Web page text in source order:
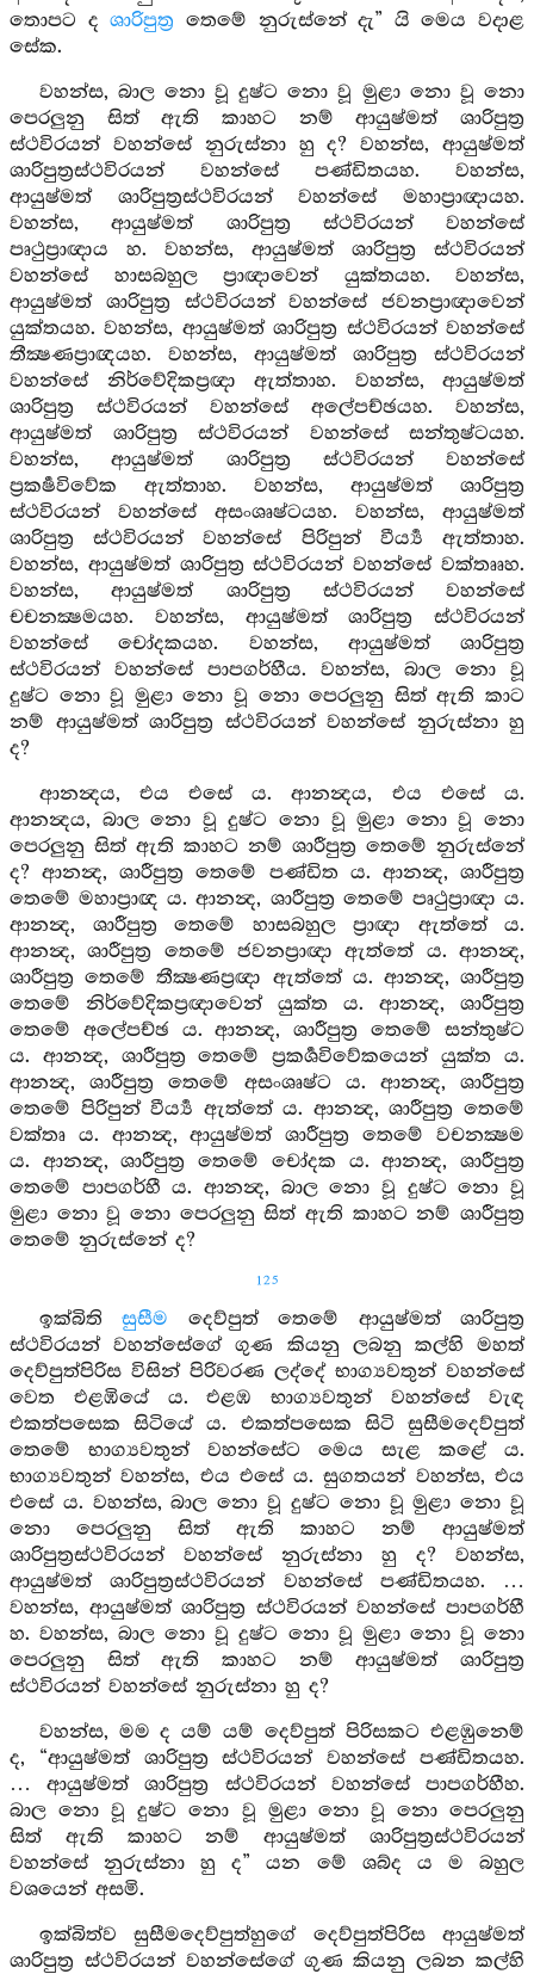
තොපට දශාරිපුත්‍ර තෙමේ නුරුස්නේ දැ” යි මෙය වදාළ
සේක.
වහන්ස, බාල නො වූ දුෂ්ට නො වූ මුළා නො වූ නො
පෙරලුනු සිත් ඇති කාහට නම් ආයුෂ්මත් ශාරිපුත්‍ර
ස්ථවිරයන් වහන්සේ නුරුස්නා හු ද? වහන්ස, ආයුෂ්මත්
ශාරිපුත්‍රස්ථවිරයන් වහන්සේ පණ්ඩිතයහ. වහන්ස,
ආයුෂ්මත් ශාරිපුත්‍රස්ථවිරයන් වහන්සේ මහාප්‍රාඥායහ.
වහන්ස, ආයුෂ්මත් ශාරිපුත්‍ර ස්ථවිරයන් වහන්සේ
පෘථුප්‍රාඥාය හ. වහන්ස, ආයුෂ්මත් ශාරිපුත්‍ර ස්ථවිරයන්
වහන්සේ හාසබහුල ප්‍රාඥාවෙන් යුක්තයහ. වහන්ස,
ආයුෂ්මත් ශාරිපුත්‍ර ස්ථවිරයන් වහන්සේ ජවනප්‍රාඥාවෙන්
යුක්තයහ. වහන්ස, ආයුෂ්මත් ශාරිපුත්‍ර ස්ථවිරයන් වහන්සේ
තීක්‍ෂණප්‍රාඥයහ. වහන්ස, ආයුෂ්මත් ශාරිපුත්‍ර ස්ථවිරයන්
වහන්සේ නිර්වේදිකප්‍රඥා ඇත්තාහ. වහන්ස, ආයුෂ්මත්
ශාරිපුත්‍ර ස්ථවිරයන් වහන්සේ අලේපච්ඡයහ. වහන්ස,
ආයුෂ්මත් ශාරිපුත්‍ර ස්ථවිරයන් වහන්සේ සන්තුෂ්ටයහ.
වහන්ස, ආයුෂ්මත් ශාරිපුත්‍ර ස්ථවිරයන් වහන්සේ
ප්‍රකර්‍ෂවිවේක ඇත්තාහ. වහන්ස, ආයුෂ්මත් ශාරිපුත්‍ර
ස්ථවිරයන් වහන්සේ අසංශෘෂ්ටයහ. වහන්ස, ආයුෂ්මත්
ශාරිපුත්‍ර ස්ථවිරයන් වහන්සේ පිරිපුන් වීර්‍ය්‍ය ඇත්තාහ.
වහන්ස, ආයුෂ්මත් ශාරිපුත්‍ර ස්ථවිරයන් වහන්සේ වක්තෲහ.
වහන්ස, ආයුෂ්මත් ශාරිපුත්‍ර ස්ථවිරයන් වහන්සේ
චචනක්‍ෂමයහ. වහන්ස, ආයුෂ්මත් ශාරිපුත්‍ර ස්ථවිරයන්
වහන්සේ චෝදකයහ. වහන්ස, ආයුෂ්මත් ශාරිපුත්‍ර
ස්ථවිරයන් වහන්සේ පාපගර්හීය. වහන්ස, බාල නො වූ
දුෂ්ට නො වූ මුළා නො වූ නො පෙරලුනු සිත් ඇති කාට
නම් ආයුෂ්මත් ශාරිපුත්‍ර ස්ථවිරයන් වහන්සේ නුරුස්නා හු
ද?
ආනන්‍දය, එය එසේ ය. ආනන්‍දය, එය එසේ ය.
ආනන්‍දය, බාල නො වූ දුෂ්ට නො වූ මුළා නො වූ නො
පෙරලුනු සිත් ඇති කාහට නම් ශාරීපුත්‍ර තෙමේ නුරුස්නේ
ද? ආනන්‍ද, ශාරීපුත්‍ර තෙමේ පණ්ඩිත ය. ආනන්‍ද, ශාරීපුත්‍ර
තෙමේ මහාප්‍රාඥ ය. ආනන්‍ද, ශාරීපුත්‍ර තෙමේ පෘථුප්‍රාඥා ය.
ආනන්‍ද, ශාරීපුත්‍ර තෙමේ හාසබහුල ප්‍රාඥා ඇත්තේ ය.
ආනන්‍ද, ශාරීපුත්‍ර තෙමේ ජවනප්‍රාඥා ඇත්තේ ය. ආනන්‍ද,
ශාරීපුත්‍ර තෙමේ තීක්‍ෂණප්‍රඥා ඇත්තේ ය. ආනන්‍ද, ශාරීපුත්‍ර
තෙමේ නිර්වේදිකප්‍රඥාවෙන් යුක්ත ය. ආනන්‍ද, ශාරීපුත්‍ර
තෙමේ අලේපච්ඡ ය. ආනන්‍ද, ශාරීපුත්‍ර තෙමේ සන්තුෂ්ට
ය. ආනන්‍ද, ශාරීපුත්‍ර තෙමේ ප්‍රකර්‍ශවිවේකයෙන් යුක්ත ය.
ආනන්‍ද, ශාරීපුත්‍ර තෙමේ අසංශෘෂ්ට ය. ආනන්‍ද, ශාරීපුත්‍ර
තෙමේ පිරිපුන් වීර්‍ය්‍ය ඇත්තේ ය. ආනන්‍ද, ශාරීපුත්‍ර තෙමේ
වක්තෘ ය. ආනන්‍ද, ආයුෂ්මත් ශාරීපුත්‍ර තෙමේ වචනක්‍ෂම
ය. ආනන්‍ද, ශාරීපුත්‍ර තෙමේ චෝදක ය. ආනන්‍ද, ශාරීපුත්‍ර
තෙමේ පාපගර්හී ය. ආනන්‍ද, බාල නො වූ දුෂ්ට නො වූ
මුළා නො වූ නො පෙරලුනු සිත් ඇති කාහට නම් ශාරීපුත්‍ර
තෙමේ නුරුස්නේ ද?
125
ඉක්බිතිසුසීම දෙව්පුත් තෙමේ ආයුෂ්මත් ශාරිපුත්‍ර
ස්ථවිරයන් වහන්සේගේ ගුණ කියනු ලබනු කල්හි මහත්
දෙව්පුත්පිරිස විසින් පිරිවරණ ලද්දේ භාග්‍යවතුන් වහන්සේ
වෙත එළඹියේ ය. එළඹ භාග්‍යවතුන් වහන්සේ වැඳ
එකත්පසෙක සිටියේ ය. එකත්පසෙක සිටි සුසීමදෙව්පුත්
තෙමේ භාග්‍යවතුන් වහන්සේට මෙය සැළ කළේ ය.
භාග්‍යවතුන් වහන්ස, එය එසේ ය. සුගතයන් වහන්ස, එය
එසේ ය. වහන්ස, බාල නො වූ දුෂ්ට නො වූ මුළා නො වූ
නො පෙරලුනු සිත් ඇති කාහට නම් ආයුෂ්මත්
ශාරිපුත්‍රස්ථවිරයන් වහන්සේ නුරුස්නා හු ද? වහන්ස,
ආයුෂ්මත් ශාරිපුත්‍රස්ථවිරයන් වහන්සේ පණ්ඩිතයහ. …
වහන්ස, ආයුෂ්මත් ශාරිපුත්‍ර ස්ථවිරයන් වහන්සේ පාපගර්හී
හ. වහන්ස, බාල නො වූ දුෂ්ට නො වූ මුළා නො වූ නො
පෙරලුනු සිත් ඇති කාහට නම් ආයුෂ්මත් ශාරිපුත්‍ර
ස්ථවිරයන් වහන්සේ නුරුස්නා හු ද?
වහන්ස, මම ද යම් යම් දෙව්පුත් පිරිසකට එළඹුනෙම්
ද, “ආයුෂ්මත් ශාරිපුත්‍ර ස්ථවිරයන් වහන්සේ පණ්ඩිතයහ.
… ආයුෂ්මත් ශාරිපුත්‍ර ස්ථවිරයන් වහන්සේ පාපගර්හීහ.
බාල නො වූ දුෂ්ට නො වූ මුළා නො වූ නො පෙරලුනු
සිත් ඇති කාහට නම් ආයුෂ්මත් ශාරිපුත්‍රස්ථවිරයන්
වහන්සේ නුරුස්නා හු ද” යන මේ ශබ්ද ය ම බහුල
වශයෙන් අසමි.
ඉක්බිත්ව සුසීමදෙව්පුත්හුගේ දෙව්පුත්පිරිස ආයුෂ්මත්
ශාරිපුත්‍ර ස්ථවිරයන් වහන්සේගේ ගුණ කියනු ලබන කල්හි